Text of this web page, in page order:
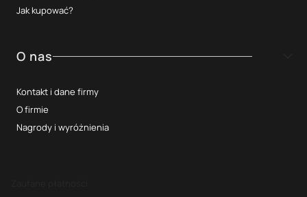
Jak kupować?
O nas
Kontakt i dane firmy
O firmie
Nagrody i wyróżnienia